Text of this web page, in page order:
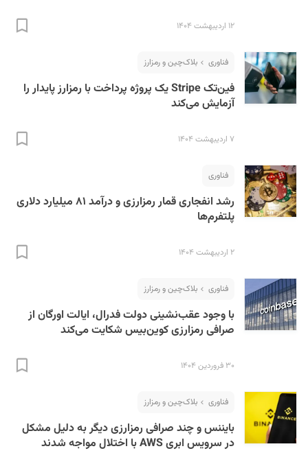
۱۲ اردیبهشت ۱۴۰۴
فناوری بلاک‌چین و رمزارز
فین‌تک Stripe یک پروژه پرداخت با رمزارز پایدار را
آزمایش می‌کند
۷ اردیبهشت ۱۴۰۴
فناوری
رشد انفجاری قمار رمزارزی و درآمد ۸۱ میلیارد دلاری
پلتفرم‌ها
۲ اردیبهشت ۱۴۰۴
فناوری بلاک‌چین و رمزارز
با وجود عقب‌نشینی دولت فدرال، ایالت اورگان از
صرافی رمزارزی کوین‌بیس شکایت می‌کند
۳۰ فروردین ۱۴۰۴
فناوری بلاک‌چین و رمزارز
بایننس و چند صرافی رمزارزی دیگر به دلیل مشکل
در سرویس ابری AWS با اختلال مواجه شدند